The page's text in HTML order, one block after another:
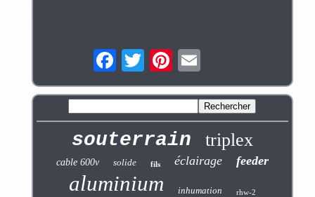
souterrain triplex
cable 600v solide fils éclairage feeder
aluminium inhumation rhw-2